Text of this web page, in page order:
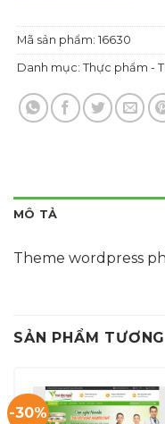
Mã sản phẩm:16630
Danh mục:Thực phẩm -
MÔ TẢ
Theme wordpress
SẢN PHẨM
-30%